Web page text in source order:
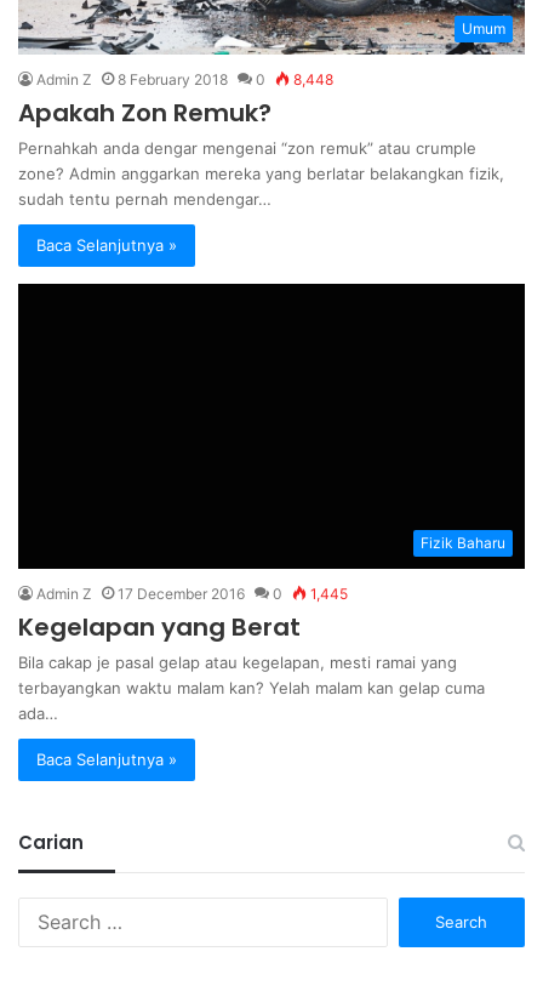
Umum
Admin Z 8 February 2018 0 8,448
Apakah Zon Remuk?
Pernahkah anda dengar mengenai “zon remuk” atau crumple
zone? Admin anggarkan mereka yang berlatar belakangkan fizik,
sudah tentu pernah mendengar…
Baca Selanjutnya »
Fizik Baharu
Admin Z 17 December 2016 0 1,445
Kegelapan yang Berat
Bila cakap je pasal gelap atau kegelapan, mesti ramai yang
terbayangkan waktu malam kan? Yelah malam kan gelap cuma
ada…
Baca Selanjutnya »
Carian